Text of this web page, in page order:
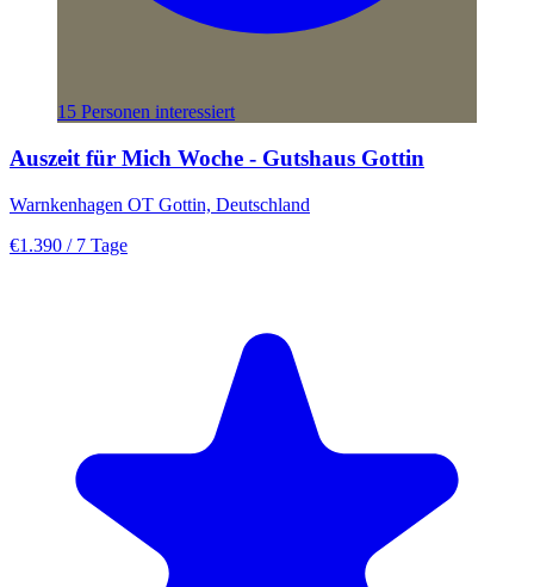
15 Personen interessiert
Auszeit für Mich Woche - Gutshaus Gottin
Warnkenhagen OT Gottin, Deutschland
€1.390 / 7 Tage